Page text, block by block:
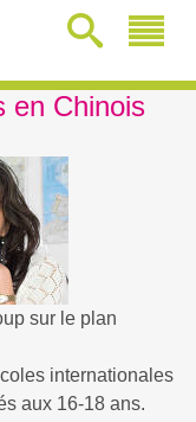
en Chinois
sur le plan
internationales
aux 16-18 ans.